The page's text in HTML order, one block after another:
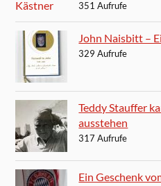
351 Aufrufe
John Naisbitt –
329 Aufrufe
Teddy Stauffer
ausstehen
317 Aufrufe
Ein Geschenk